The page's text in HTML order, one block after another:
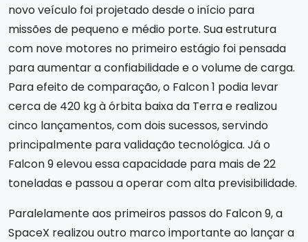
novo veículo foi projetado desde o início para
missões de pequeno e médio porte. Sua estrutura
com nove motores no primeiro estágio foi pensada
para aumentar a confiabilidade e o volume de carga.
Para efeito de comparação, o Falcon 1 podia levar
cerca de 420 kg à órbita baixa da Terra e realizou
cinco lançamentos, com dois sucessos, servindo
principalmente para validação tecnológica. Já o
Falcon 9 elevou essa capacidade para mais de 22
toneladas e passou a operar com alta previsibilidade.
Paralelamente aos primeiros passos do Falcon 9, a
SpaceX realizou outro marco importante ao lançar a